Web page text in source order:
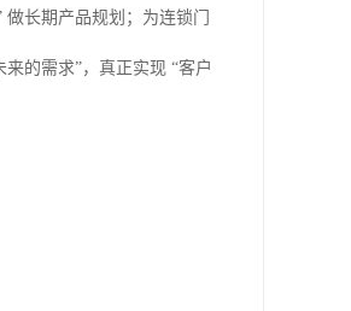
长期产品规划；为连锁门
的需求”，真正实现 “客户